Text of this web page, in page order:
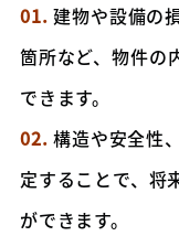
01.建物や設備の
箇所など、物件の
できます。
02.構造や安全性
定することで、将
ができます。